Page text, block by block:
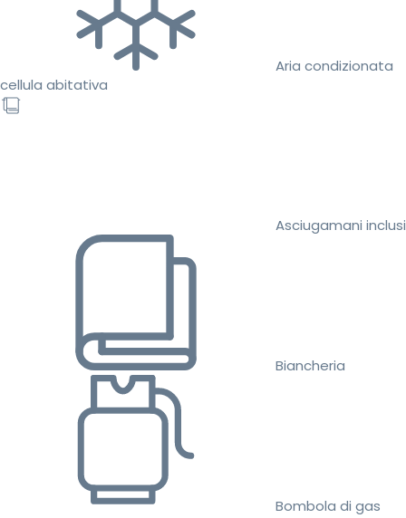
Aria condizionata
cellula abitativa
Asciugamani inclusi
Biancheria
Bombola di gas